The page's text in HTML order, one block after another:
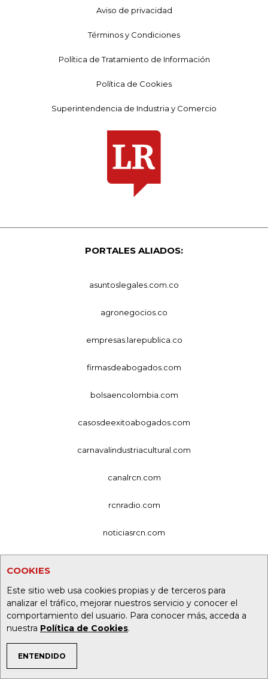
COOKIES
Este sitio web usa cookies propias y de terceros para
analizar el tráfico, mejorar nuestros servicio y conocer el
comportamiento del usuario. Para conocer más, acceda a
nuestra Política de Cookies.
ENTENDIDO
TEMAS DE INTERÉS
Aviso de privacidad
Términos y Condiciones
Política de Tratamiento de Información
Política de Cookies
Superintendencia de Industria y Comercio
PORTALES ALIADOS:
asuntoslegales.com.co
agronegocios.co
empresas.larepublica.co
firmasdeabogados.com
bolsaencolombia.com
casosdeexitoabogados.com
carnavalindustriacultural.com
canalrcn.com
rcnradio.com
noticiasrcn.com
alerta.com.co
deportesrcn.com
Organización Ardila Lülle - oal.com.co